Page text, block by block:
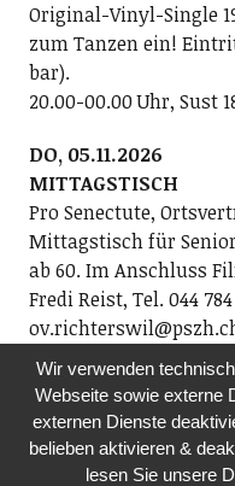
Original-Vinyl-Single
zum Tanzen ein!
bar).
20.00-00.00 Uhr, Sust
DO, 05.11.2026
MITTAGSTISCH
Pro Senectute,
Mittagstisch für
ab 60. Im Anschluss
Fredi Reist, Tel. 044
12.00 Uhr,
Rosengarten,
FR, 06.11.2026
SCHOPFCLUB-
Wir verwenden
Webseite sowie externe
externen Dienste
belieben aktivieren &
lesen Sie unsere